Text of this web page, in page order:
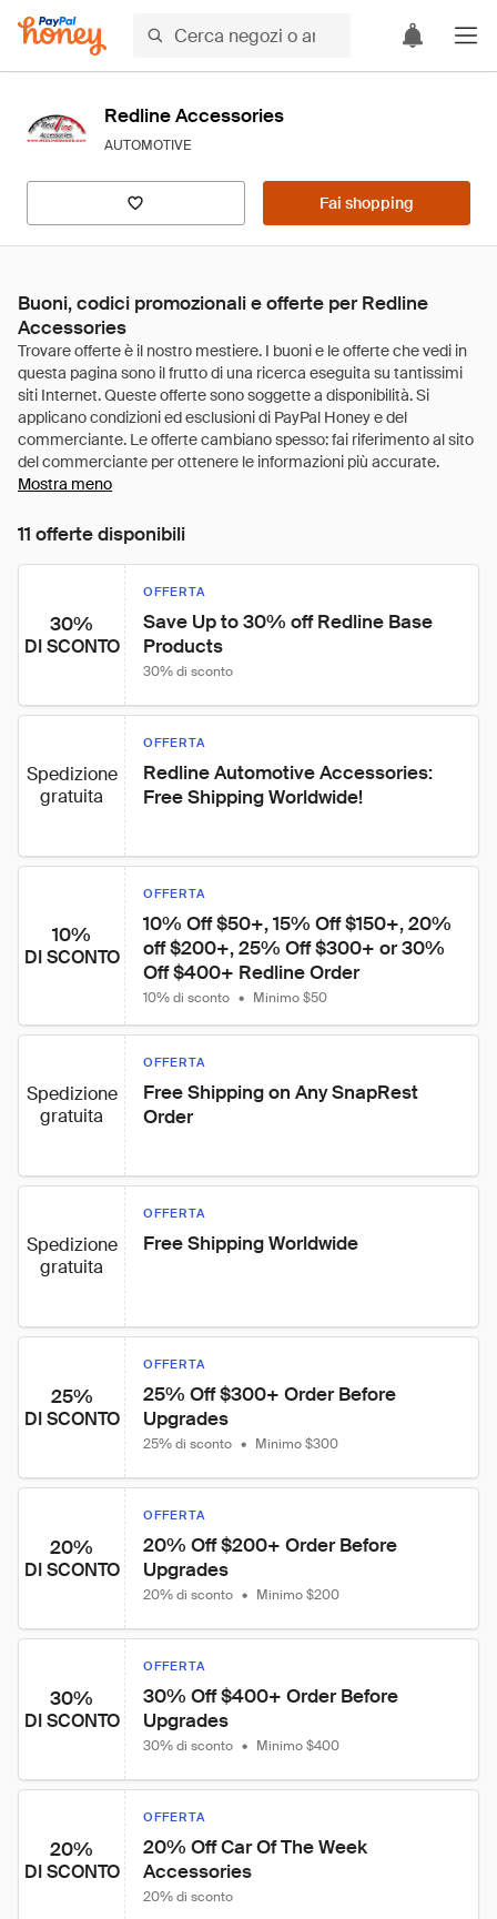
Redline Accessories
AUTOMOTIVE
Fai shopping
Buoni, codici promozionali e offerte per Redline
Accessories
Mostra meno
11 offerte disponibili
30%
DI SCONTO
OFFERTA
Save Up to 30% off Redline Base
Products
30% di sconto
Spedizione
gratuita
OFFERTA
Redline Automotive Accessories:
Free Shipping Worldwide!
10%
DI SCONTO
OFFERTA
10% Off $50+, 15% Off $150+, 20%
off $200+, 25% Off $300+ or 30%
Off $400+ Redline Order
10% di sconto • Minimo $50
Spedizione
gratuita
OFFERTA
Free Shipping on Any SnapRest
Order
Spedizione
gratuita
OFFERTA
Free Shipping Worldwide
25%
DI SCONTO
OFFERTA
25% Off $300+ Order Before
Upgrades
25% di sconto • Minimo $300
20%
DI SCONTO
OFFERTA
20% Off $200+ Order Before
Upgrades
20% di sconto • Minimo $200
30%
DI SCONTO
OFFERTA
30% Off $400+ Order Before
Upgrades
30% di sconto • Minimo $400
20%
DI SCONTO
OFFERTA
20% Off Car Of The Week
Accessories
20% di sconto